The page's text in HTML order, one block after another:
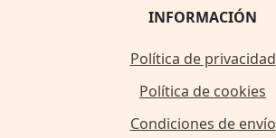
INFORMACIÓN
Política de privacidad
Política de cookies
Condiciones de envío